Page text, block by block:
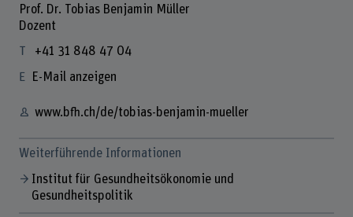
Prof. Dr. Tobias Benjamin Müller
Dozent
+41 31 848 47 04
E-Mail anzeigen
www.bfh.ch/de/tobias-benjamin-mueller
Weiterführende Informationen
Institut für Gesundheitsökonomie und
Gesundheitspolitik